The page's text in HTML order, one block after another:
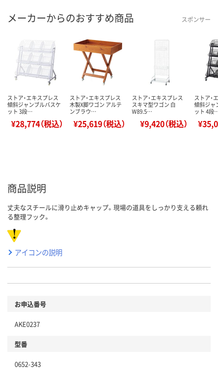
メーカーからのおすすめ商品 スポンサー
ストア・エキスプレス
傾斜ジャンブルバスケ
ット 3段…
¥28,774（税込）
ストア・エキスプレス
木製X脚ワゴン アルテ
ンブラウ…
¥25,619（税込）
ストア・エキスプレス
スキマ型ワゴン 白
W89.5…
¥9,420（税込）
ストア・
傾斜ジャ
ット 4段
商品説明
丈夫なスチールに滑り止めキャップ。現場の道具をしっかり支える頼れ
る整理フック。
アイコンの説明
お申込番号
AKE0237
型番
0652-343